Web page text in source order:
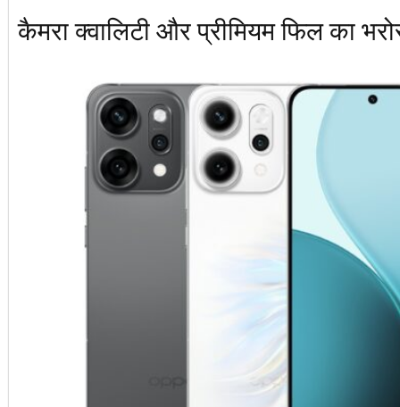
कैमरा क्वालिटी और प्रीमियम फिल का